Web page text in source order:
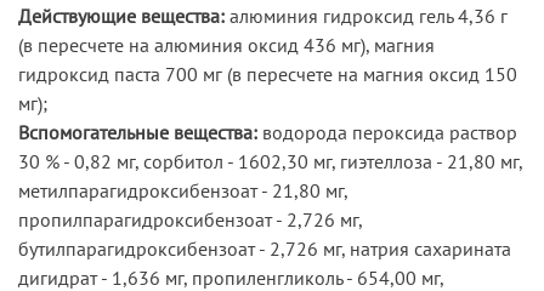
Действующие вещества: алюминия гидроксид гель 4,36 г
(в пересчете на алюминия оксид 436 мг), магния
гидроксид паста 700 мг (в пересчете на магния оксид 150
мг);
Вспомогательные вещества: водорода пероксида раствор
30 % - 0,82 мг, сорбитол - 1602,30 мг, гиэтеллоза - 21,80 мг,
метилпарагидроксибензоат - 21,80 мг,
пропилпарагидроксибензоат - 2,726 мг,
бутилпарагидроксибензоат - 2,726 мг, натрия сахарината
дигидрат - 1,636 мг, пропиленгликоль - 654,00 мг,